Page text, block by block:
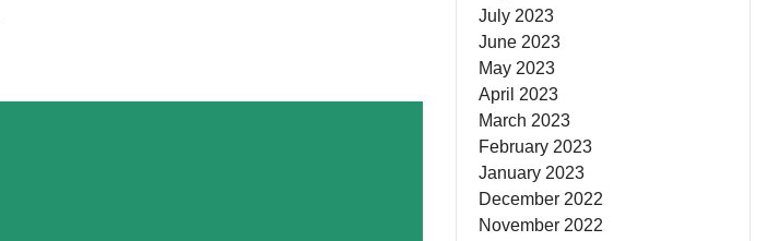
July 2023
June 2023
May 2023
April 2023
March 2023
February 2023
January 2023
December 2022
November 2022